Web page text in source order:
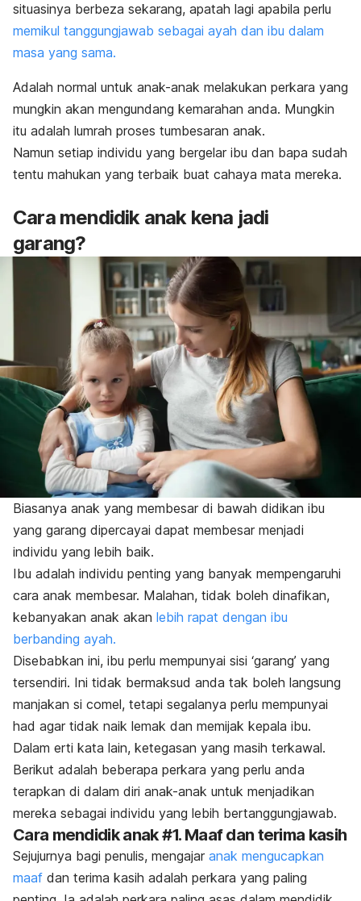
situasinya berbeza sekarang, apatah lagi apabila perlu
memikul tanggungjawab sebagai ayah dan ibu dalam
masa yang sama.
Adalah normal untuk anak-anak melakukan perkara yang
mungkin akan mengundang kemarahan anda. Mungkin
itu adalah lumrah proses tumbesaran anak.
Namun setiap individu yang bergelar ibu dan bapa sudah
tentu mahukan yang terbaik buat cahaya mata mereka.
Cara mendidik anak kena jadi
garang?
Biasanya anak yang membesar di bawah didikan ibu
yang garang dipercayai dapat membesar menjadi
individu yang lebih baik.
Ibu adalah individu penting yang banyak mempengaruhi
cara anak membesar. Malahan, tidak boleh dinafikan,
kebanyakan anak akan lebih rapat dengan ibu
berbanding ayah.
Disebabkan ini, ibu perlu mempunyai sisi ‘garang’ yang
tersendiri. Ini tidak bermaksud anda tak boleh langsung
manjakan si comel, tetapi segalanya perlu mempunyai
had agar tidak naik lemak dan memijak kepala ibu.
Dalam erti kata lain, ketegasan yang masih terkawal.
Berikut adalah beberapa perkara yang perlu anda
terapkan di dalam diri anak-anak untuk menjadikan
mereka sebagai individu yang lebih bertanggungjawab.
Cara mendidik anak #1. Maaf dan terima kasih
Sejujurnya bagi penulis, mengajar anak mengucapkan
maaf dan terima kasih adalah perkara yang paling